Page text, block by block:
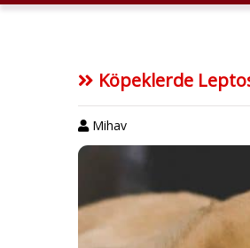
Köpeklerde
Mihav